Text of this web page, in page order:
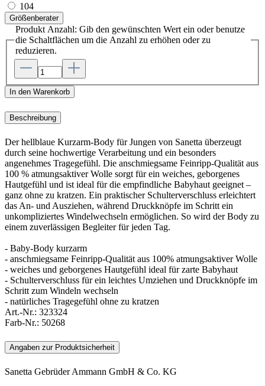
104
Größenberater
Produkt Anzahl: Gib den gewünschten Wert ein oder benutze
die Schaltflächen um die Anzahl zu erhöhen oder zu
reduzieren.
In den Warenkorb
Beschreibung
Der hellblaue Kurzarm-Body für Jungen von Sanetta überzeugt
durch seine hochwertige Verarbeitung und ein besonders
angenehmes Tragegefühl. Die anschmiegsame Feinripp-Qualität aus
100 % atmungsaktiver Wolle sorgt für ein weiches, geborgenes
Hautgefühl und ist ideal für die empfindliche Babyhaut geeignet –
ganz ohne zu kratzen. Ein praktischer Schulterverschluss erleichtert
das An- und Ausziehen, während Druckknöpfe im Schritt ein
unkompliziertes Windelwechseln ermöglichen. So wird der Body zu
einem zuverlässigen Begleiter für jeden Tag.
- Baby-Body kurzarm
- anschmiegsame Feinripp-Qualität aus 100% atmungsaktiver Wolle
- weiches und geborgenes Hautgefühl ideal für zarte Babyhaut
- Schulterverschluss für ein leichtes Umziehen und Druckknöpfe im
Schritt zum Windeln wechseln
- natürliches Tragegefühl ohne zu kratzen
Art.-Nr.: 323324
Farb-Nr.: 50268
Angaben zur Produktsicherheit
Sanetta Gebrüder Ammann GmbH & Co. KG